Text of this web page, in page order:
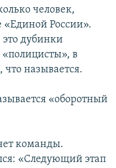
человек,
«Единой России».
это дубинки
в
называется.
«оборотный
команды.
«Следующий этап